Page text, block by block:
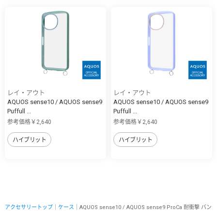
レイ・アウト
AQUOS sense10 / AQUOS sense9
Puffull ...
参考価格￥2,640
ハイブリット
レイ・アウト
AQUOS sense10 / AQUOS sense9
Puffull ...
参考価格￥2,640
ハイブリット
アクセサリートップ ケース ｜AQUOS sense10 / AQUOS sense9 ProCa 耐衝撃 バン